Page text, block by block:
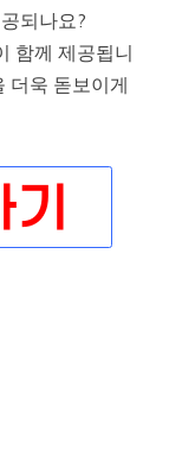
되나요?
함께 제공됩니
더욱 돋보이게